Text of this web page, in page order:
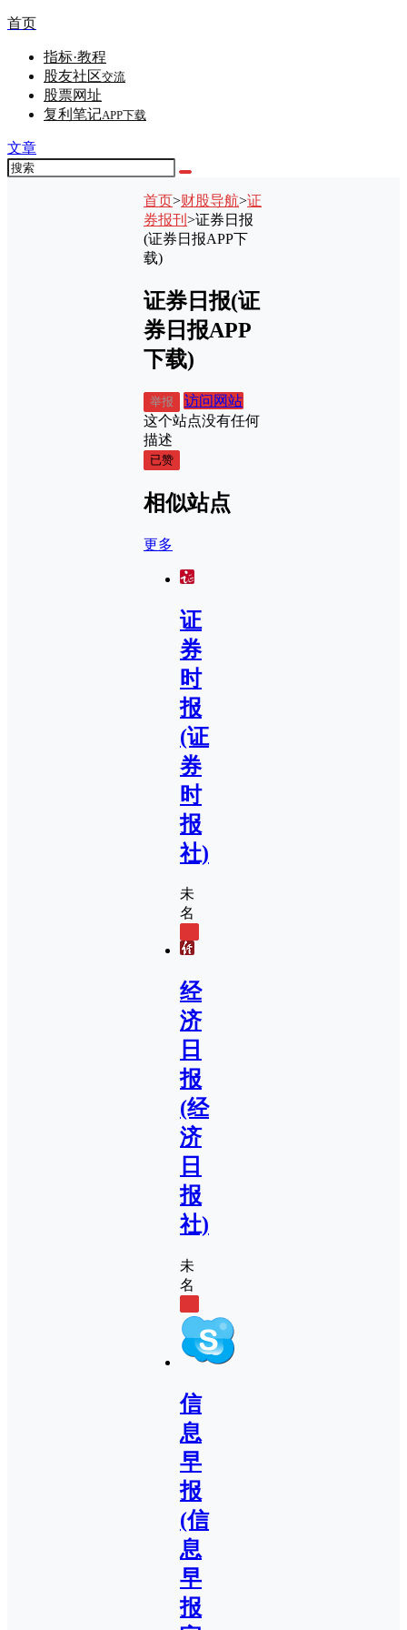
首页
指标·教程
股友社区交流
股票网址
复利笔记APP下载
文章
首页>财股导航>证
券报刊 >证券日报
(证券日报APP下
载)
证券日报(证
券日报APP
下载)
举报
访问网站
这个站点没有任何
描述
已赞
相似站点
更多
证
券
时
报
(证
券
时
报
社)
未
名
经
济
日
报
(经
济
日
报
社)
未
名
信
息
早
报
(信
息
早
报